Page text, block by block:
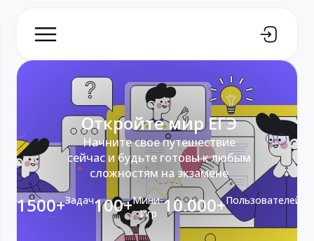
Откройте мир ЕГЭ
Начните свое путешествие
сейчас и будьте готовы к любым
сложностям на экзамене
1500+Задач100+Мини-
Игр 10.000+Пользователей